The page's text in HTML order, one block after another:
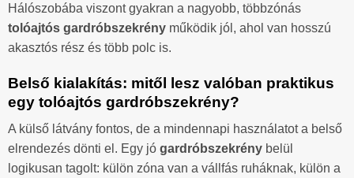
Hálószobába viszont gyakran a nagyobb, többzónás
tolóajtós gardróbszekrény működik jól, ahol van hosszú
akasztós rész és több polc is.
Belső kialakítás: mitől lesz valóban praktikus
egy tolóajtós gardróbszekrény?
A külső látvány fontos, de a mindennapi használatot a belső
elrendezés dönti el. Egy jó gardróbszekrény belül
logikusan tagolt: külön zóna van a vállfás ruháknak, külön a